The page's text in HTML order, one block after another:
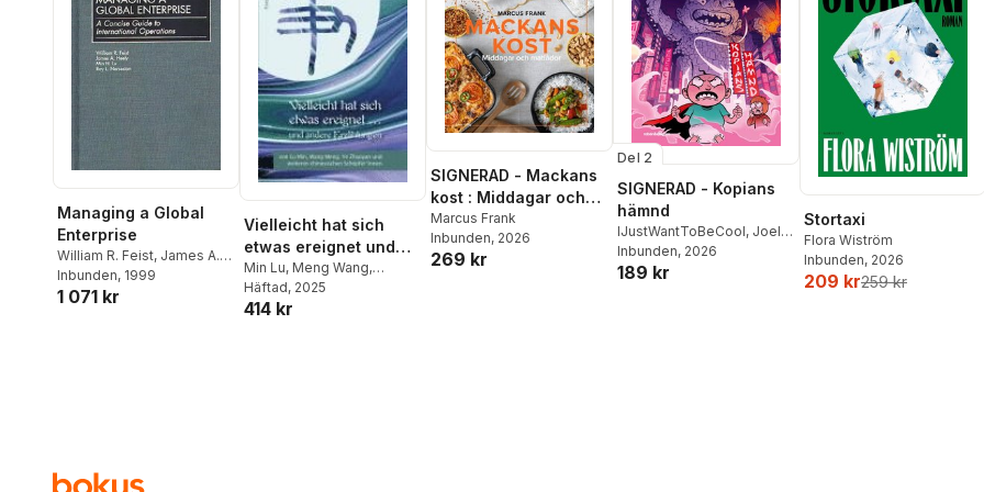
Managing a Global
Enterprise
William R. Feist, James A.
Heely,Min Lu,Roy
Nersesian
Inbunden, 1999
1 071 kr
Vielleicht hat sich
etwas ereignet und
andere Erzählungen
Min Lu, Meng Wang,
Zhaoyan Ye,
Häftad, 2025
414 kr
SIGNERAD - Mackans
kost : Middagar och
matlådor
Marcus Frank
Inbunden, 2026
269 kr
Del 2
SIGNERAD - Kopians
hämnd
IJustWantToBeCool, Joel
Adolphson,Emil Ejdemo
Beer ,Victor Beer
Inbunden, 2026
189 kr
Stortaxi
Flora Wiström
Inbunden, 2026
209 kr259 kr